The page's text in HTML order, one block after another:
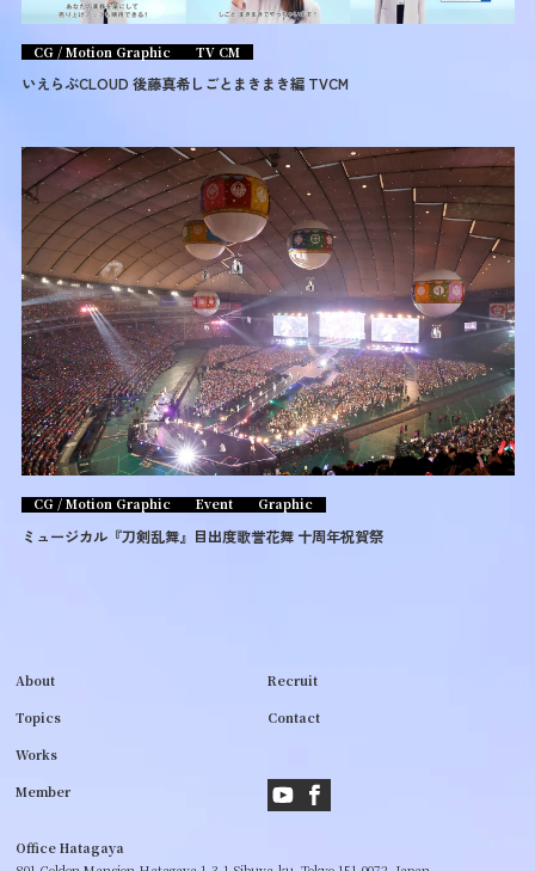
CG / Motion Graphic TV CM
いえらぶCLOUD 後藤真希しごとまきまき編 TVCM
CG / Motion Graphic Event Graphic
ミュージカル『刀剣乱舞』目出度歌誉花舞 十周年祝賀祭
About
Topics
Works
Member
Recruit
Contact
Office Hatagaya